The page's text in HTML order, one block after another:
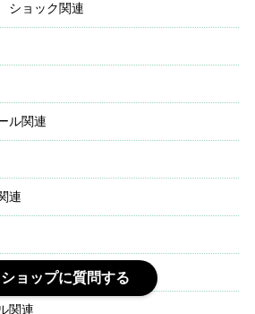
ショック関連
ル関連
連
関連
関連
ショップに質問する